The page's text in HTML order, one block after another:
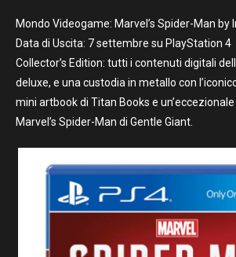
Mondo Videogame: Marvel’s Spider-Man by
Data di Uscita: 7 settembre su PlayStation 4
Collector’s Edition: tutti i contenuti digitali
deluxe, e una custodia in metallo con
mini artbook di Titan Books e
Marvel’s Spider-Man di Gentle Giant.